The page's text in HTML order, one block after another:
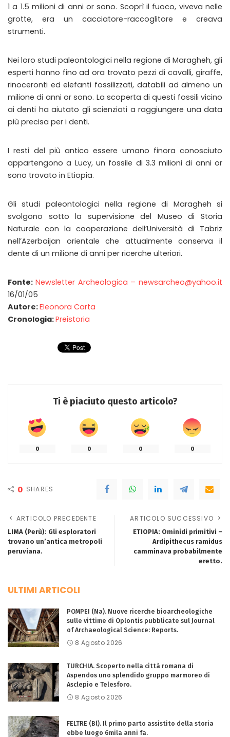
1 a 1.5 milioni di anni or sono. Scoprì il fuoco, viveva nelle
grotte, era un cacciatore-raccoglitore e creava
strumenti.
Nei loro studi paleontologici nella regione di Maragheh, gli
esperti hanno fino ad ora trovato pezzi di cavalli, giraffe,
rinoceronti ed elefanti fossilizzati, databili ad almeno un
milione di anni or sono. La scoperta di questi fossili vicino
ai denti ha aiutato gli scienziati a raggiungere una data
più precisa per i denti.
I resti del più antico essere umano finora conosciuto
appartengono a Lucy, un fossile di 3.3 milioni di anni or
sono trovato in Etiopia.
Gli studi paleontologici nella regione di Maragheh si
svolgono sotto la supervisione del Museo di Storia
Naturale con la cooperazione dell’Università di Tabriz
nell’Azerbaijan orientale che attualmente conserva il
dente di un milione di anni per ricerche ulteriori.
Fonte: Newsletter Archeologica – newsarcheo@yahoo.it
16/01/05
Autore:Eleonora Carta
Cronologia:Preistoria
Ti è piaciuto questo articolo?
0 0 0 0
0 SHARES
ARTICOLO PRECEDENTE
LIMA (Perù): Gli esploratori
trovano un’antica metropoli
peruviana.
ARTICOLO SUCCESSIVO
ETIOPIA: Ominidi primitivi –
Ardipithecus ramidus
camminava probabilmente
eretto.
ULTIMI ARTICOLI
POMPEI (Na). Nuove ricerche bioarcheologiche
sulle vittime di Oplontis pubblicate sul Journal
of Archaeological Science: Reports.
8 Agosto 2026
TURCHIA. Scoperto nella città romana di
Aspendos uno splendido gruppo marmoreo di
Asclepio e Telesforo.
8 Agosto 2026
FELTRE (Bl). Il primo parto assistito della storia
ebbe luogo 6mila anni fa.